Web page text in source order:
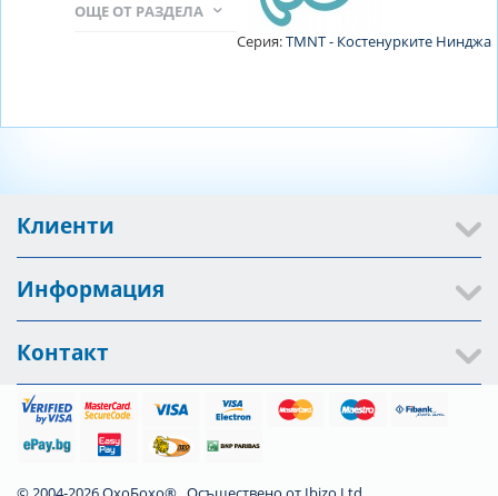
Серия:TMNT - Костенурките Нинджа
ОЩЕ ОТ РАЗДЕЛА
Клиенти
Информация
Контакт